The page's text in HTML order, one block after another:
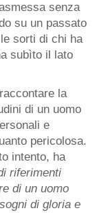
senza
su un passato
sorti di chi ha
subìto il lato
la
di un uomo
e
pericolosa.
intento, ha
riferimenti
di un uomo
di gloria e